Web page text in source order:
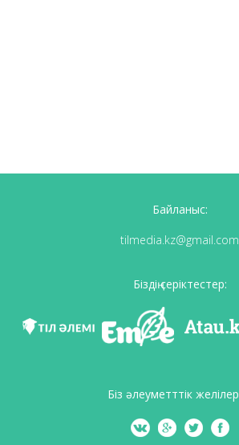
Байланыс:
tilmedia.kz@gmail.com
Біздің серіктестер:
Біз әлеуметттік